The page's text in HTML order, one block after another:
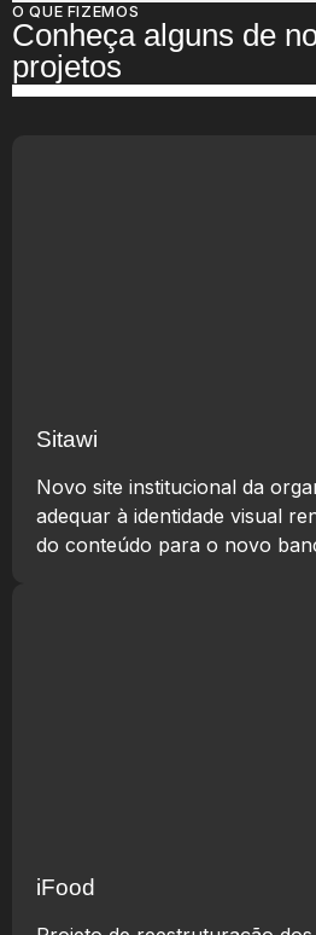
O QUE FIZEMOS
Conheça alguns de
projetos
Sitawi
Novo site institucional da
adequar à identidade visual
do conteúdo para o novo
iFood